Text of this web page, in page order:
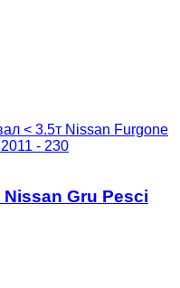
< 3.5т Nissan Furgone
- 230
Gru Pesci